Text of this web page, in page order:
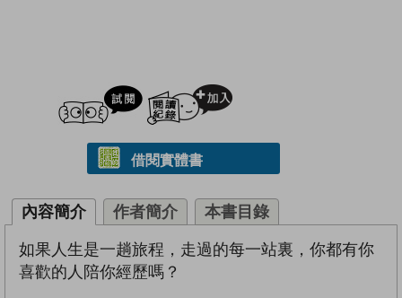
試閲
借閱實體書
內容簡介 作者簡介 本書目錄
如果人生是一趟旅程，走過的每一站裏，你都有你
喜歡的人陪你經歷嗎？